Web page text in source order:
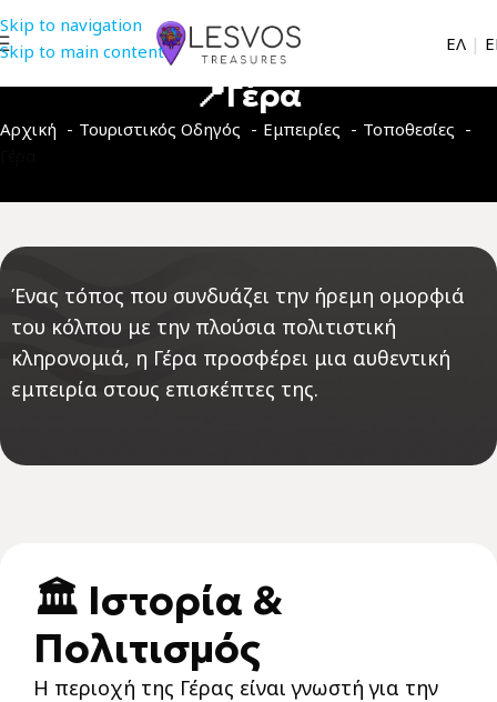
Skip to navigation
Skip to main content
EΛ |
📍Γέρα
Αρχική Τουριστικός Οδηγός Εμπειρίες
Τοποθεσίες
Ένας τόπος που συνδυάζει την ήρεμη ομορφιά
του κόλπου με την πλούσια πολιτιστική
κληρονομιά, η Γέρα προσφέρει μια αυθεντική
εμπειρία στους επισκέπτες της.
🏛️ Ιστορία &
Πολιτισμός
Η περιοχή της Γέρας είναι γνωστή για την